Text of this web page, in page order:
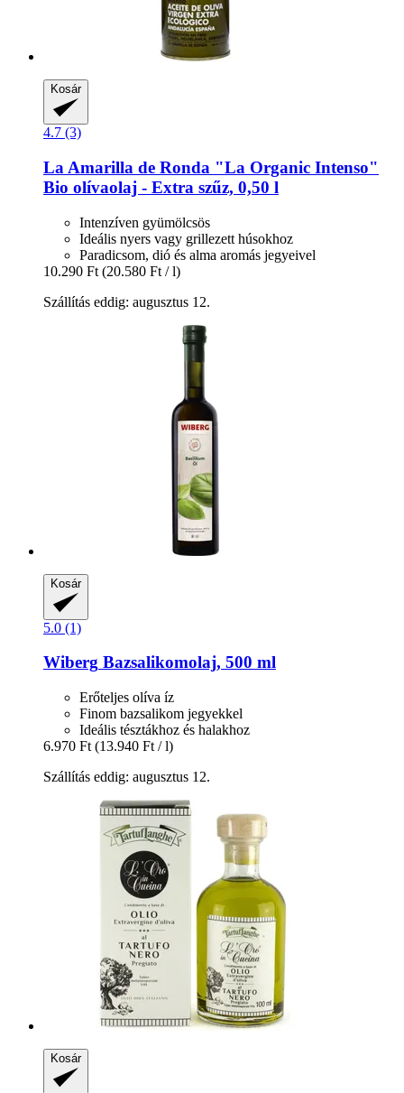
Kosár
4.7 (3)
La Amarilla de Ronda "La Organic Intenso"
Bio olívaolaj -​ Extra szűz, 0,50 l
Intenzíven gyümölcsös
Ideális nyers vagy grillezett húsokhoz
Paradicsom, dió és alma aromás jegyeivel
10.290 Ft (20.580 Ft / l)
Szállítás eddig: augusztus 12.
Kosár
5.0 (1)
Wiberg Bazsalikomolaj, 500 ml
Erőteljes olíva íz
Finom bazsalikom jegyekkel
Ideális tésztákhoz és halakhoz
6.970 Ft (13.940 Ft / l)
Szállítás eddig: augusztus 12.
Kosár